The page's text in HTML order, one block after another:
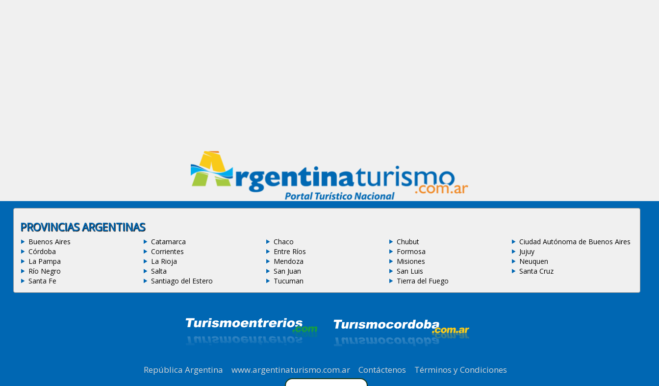
PROVINCIAS ARGENTINAS
Buenos Aires Catamarca Chaco Chubut
Ciudad Autónoma de Buenos Aires
Córdoba
Corrientes Entre Ríos Formosa
Jujuy
La Pampa
La Rioja Mendoza Misiones
Neuquen
Río Negro
Salta San Juan San Luis
Santa Cruz
Santa Fe
Santiago del Estero Tucuman Tierra del Fuego
República Argentina www.argentinaturismo.com.ar| Contáctenos Términos y Condiciones